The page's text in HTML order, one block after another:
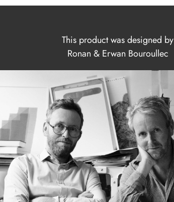
This product was designed by
Ronan & Erwan Bouroullec